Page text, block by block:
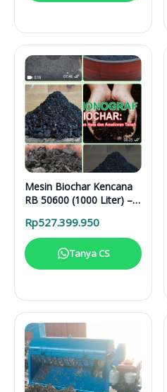
Mesin Biochar Kencana
RB 50600 (1000 Liter) –
Lengkap
Rp527.399.950
Tanya CS